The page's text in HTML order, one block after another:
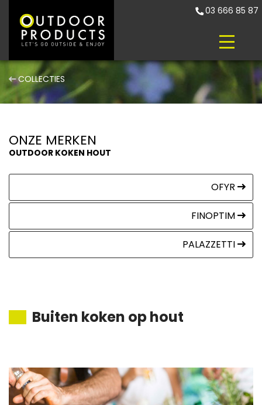
03 666 85 87
COLLECTIES
ONZE MERKEN
OUTDOOR KOKEN HOUT
OFYR
FINOPTIM
PALAZZETTI
Buiten koken op hout